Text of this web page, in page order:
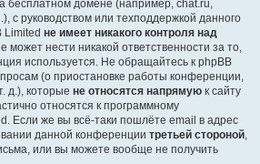
бесплатном домене (например, chat.ru,
с руководством или техподдержкой данного
Limited не имеет никакого контроля над
может нести никакой ответственности за то,
используется. Не обращайтесь к phpBB
(о приостановке работы конференции,
д.), которые не относятся напрямую к сайту
относятся к программному
Если же вы всё-таки пошлёте email в адрес
данной конференции третьей стороной,
или вы можете вообще не получить